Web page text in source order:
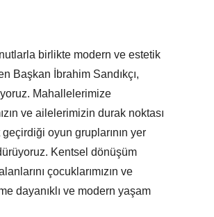
birlikte modern ve estetik
Başkan İbrahim Sandıkçı,
Mahallelerimize
ve ailelerimizin durak noktası
oyun gruplarının yer
Kentsel dönüşüm
çocuklarımızın ve
dayanıklı ve modern yaşam